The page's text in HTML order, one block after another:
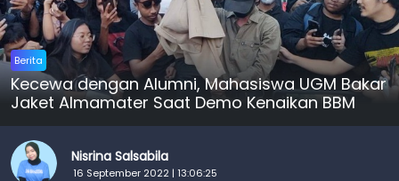
Berita
Kecewa dengan Alumni, Mahasiswa UGM Bakar
Jaket Almamater Saat Demo Kenaikan BBM
Nisrina Salsabila
16 September 2022 | 13:06:25